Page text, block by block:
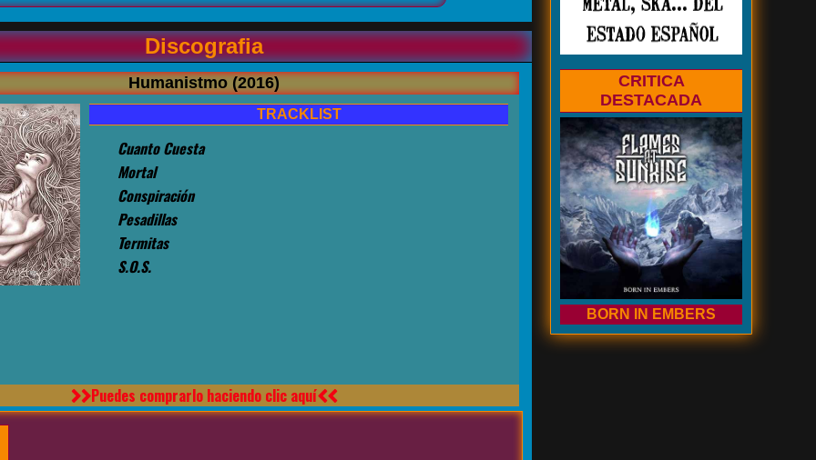
CRITICA
DESTACADA
BORN IN EMBERS
Discografia
Humanistmo (2016)
TRACKLIST
Cuanto Cuesta
Mortal
Conspiración
Pesadillas
Termitas
S.O.S.
Puedes comprarlo haciendo clic aquí